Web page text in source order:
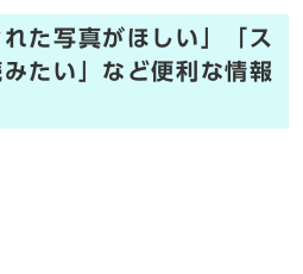
れた写真がほしい」「ス
たい」など便利な情報